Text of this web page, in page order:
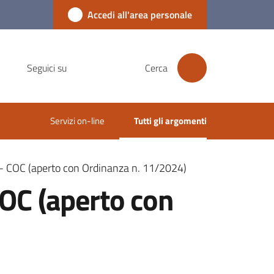
Accedi all'area personale
Seguici su Cerca
Servizi on-line Tutti gli argomenti
Menu selezionato
(aperto con Ordinanza n. 11/2024)
(aperto con